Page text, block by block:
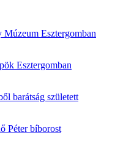
Esztergomban
Esztergomban
barátság született
Péter bíborost